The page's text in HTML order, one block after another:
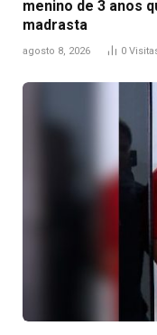
menino de 3 anos
madrasta
agosto 8, 2026 0